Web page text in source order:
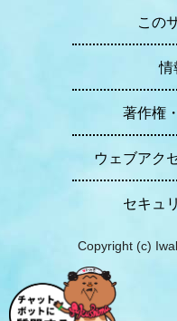
この
情
著作権
ウェブアク
セキュ
Copyright (c)